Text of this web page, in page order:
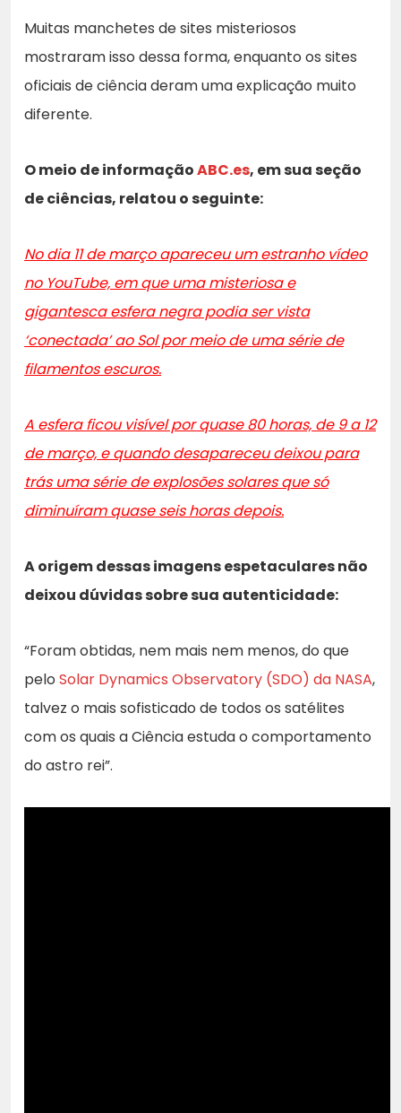
Muitas manchetes de sites misteriosos
mostraram isso dessa forma, enquanto os sites
oficiais de ciência deram uma explicação muito
diferente.
O meio de informaçãoABC.es, em sua seção
de ciências, relatou o seguinte:
No dia 11 de março apareceu um estranho vídeo
no YouTube, em que uma misteriosa e
gigantesca esfera negra podia ser vista
‘conectada’ ao Sol por meio de uma série de
filamentos escuros.
A esfera ficou visível por quase 80 horas, de 9 a 12
de março, e quando desapareceu deixou para
trás uma série de explosões solares que só
diminuíram quase seis horas depois.
A origem dessas imagens espetaculares não
deixou dúvidas sobre sua autenticidade:
“Foram obtidas, nem mais nem menos, do que
pelo Solar Dynamics Observatory (SDO) da NASA,
talvez o mais sofisticado de todos os satélites
com os quais a Ciência estuda o comportamento
do astro rei”.